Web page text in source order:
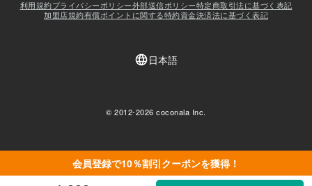
会員登録で10％割引クーポンを獲得！